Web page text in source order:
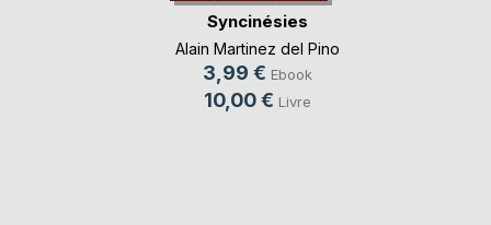
Syncinésies
Alain Martinez del Pino
3,99 € Ebook
10,00 € Livre